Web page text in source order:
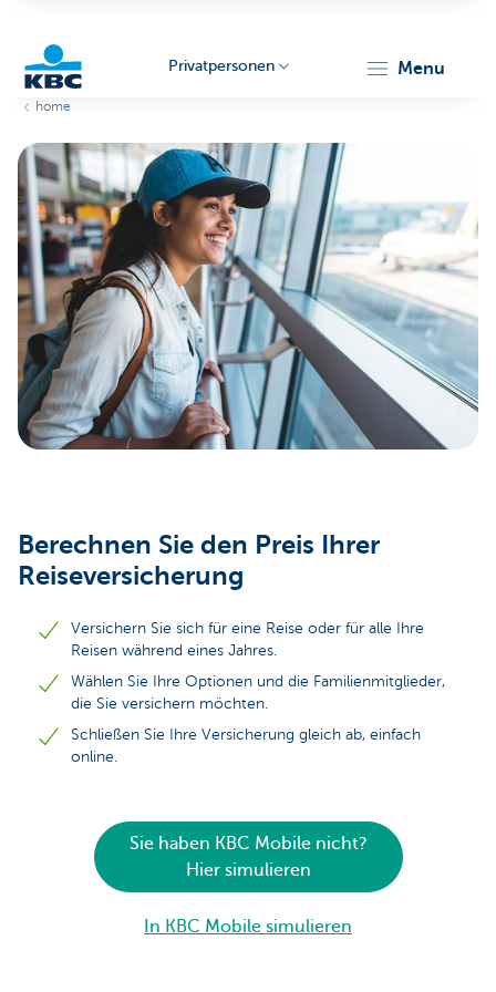
Particulieren
Privatpersonen menu
home
Berechnen Sie den Preis Ihrer
Reiseversicherung
Versichern Sie sich für eine Reise oder für alle Ihre
Reisen während eines Jahres.
Wählen Sie Ihre Optionen und die Familienmitglieder,
die Sie versichern möchten.
Schließen Sie Ihre Versicherung gleich ab, einfach
online.
Sie haben KBC Mobile nicht?
Hier simulieren
In KBC Mobile simulieren